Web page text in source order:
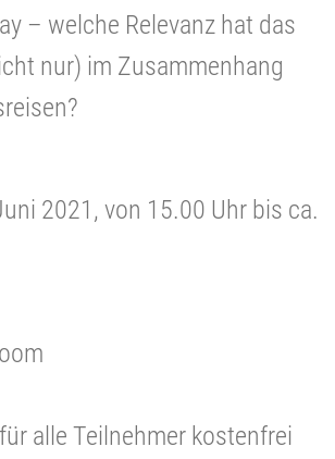
– welche Relevanz hat das
nur) im Zusammenhang
2021, von 15.00 Uhr bis ca.
alle Teilnehmer kostenfrei